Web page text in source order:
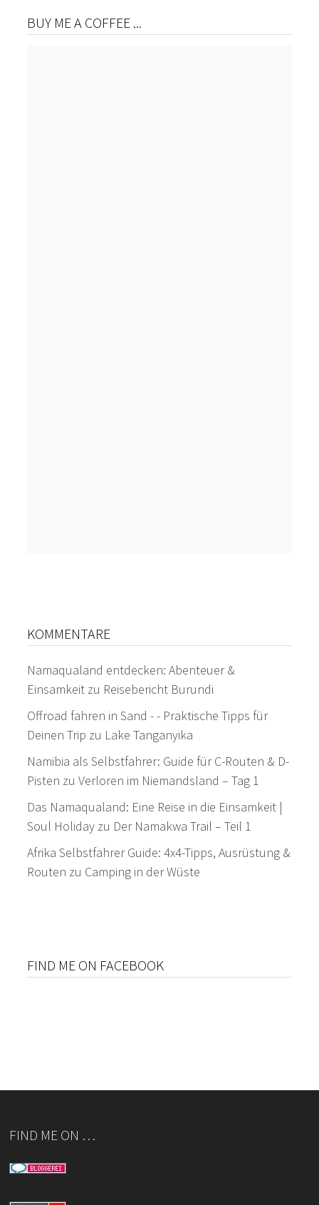
BUY ME A COFFEE ...
KOMMENTARE
Namaqualand entdecken: Abenteuer &
Einsamkeit zu Reisebericht Burundi
Offroad fahren in Sand - - Praktische Tipps für
Deinen Trip zu Lake Tanganyika
Namibia als Selbstfahrer: Guide für C-Routen & D-
Pisten zuVerloren im Niemandsland – Tag 1
Das Namaqualand: Eine Reise in die Einsamkeit |
Soul Holiday zu Der Namakwa Trail – Teil 1
Afrika Selbstfahrer Guide: 4x4-Tipps, Ausrüstung &
Routen zu Camping in der Wüste
FIND ME ON FACEBOOK
FIND ME ON …